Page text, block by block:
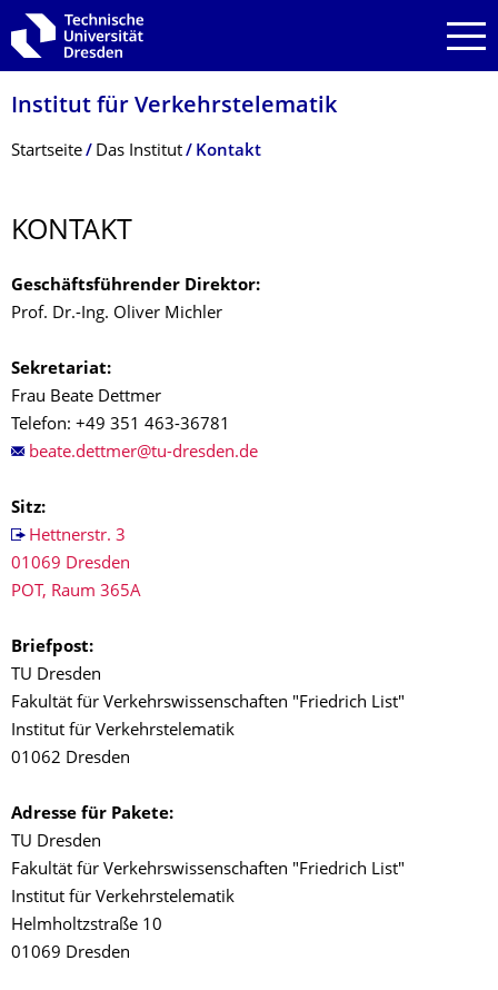
Zur Hauptnavigation springen
Zur Suche springen
Zum Inhalt springen
Institut für Verkehrstelematik
Breadcrumb-Menü
Startseite Das Institut Kontakt
KONTAKT
Geschäftsführender Direktor:
Prof. Dr.-Ing. Oliver Michler
Sekretariat:
Frau Beate Dettmer
Telefon: +49 351 463-36781
Sitz:
Hettnerstr. 3
01069 Dresden
POT, Raum 365A
Briefpost:
TU Dresden
Fakultät für Verkehrswissenschaften "Friedrich List"
Institut für Verkehrstelematik
01062 Dresden
Adresse für Pakete:
TU Dresden
Fakultät für Verkehrswissenschaften "Friedrich List"
Institut für Verkehrstelematik
Helmholtzstraße 10
01069 Dresden